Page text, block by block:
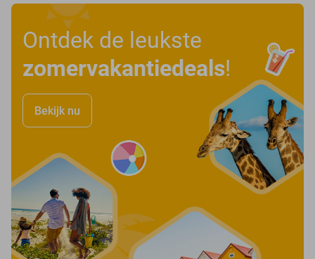
Ontdek de leukste
zomervakantiedeals!
Bekijk nu